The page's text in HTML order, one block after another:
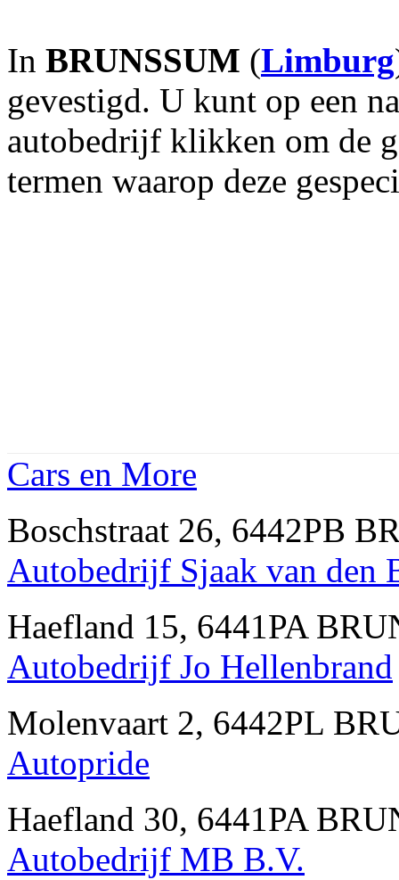
In BRUNSSUM (Limburg
gevestigd. U kunt op een
autobedrijf klikken om de
termen waarop deze
Cars en More
Boschstraat 26, 6442PB
Autobedrijf Sjaak van den
Haefland 15, 6441PA
Autobedrijf Jo Hellenbrand
Molenvaart 2, 6442PL
Autopride
Haefland 30, 6441PA
Autobedrijf MB B.V.